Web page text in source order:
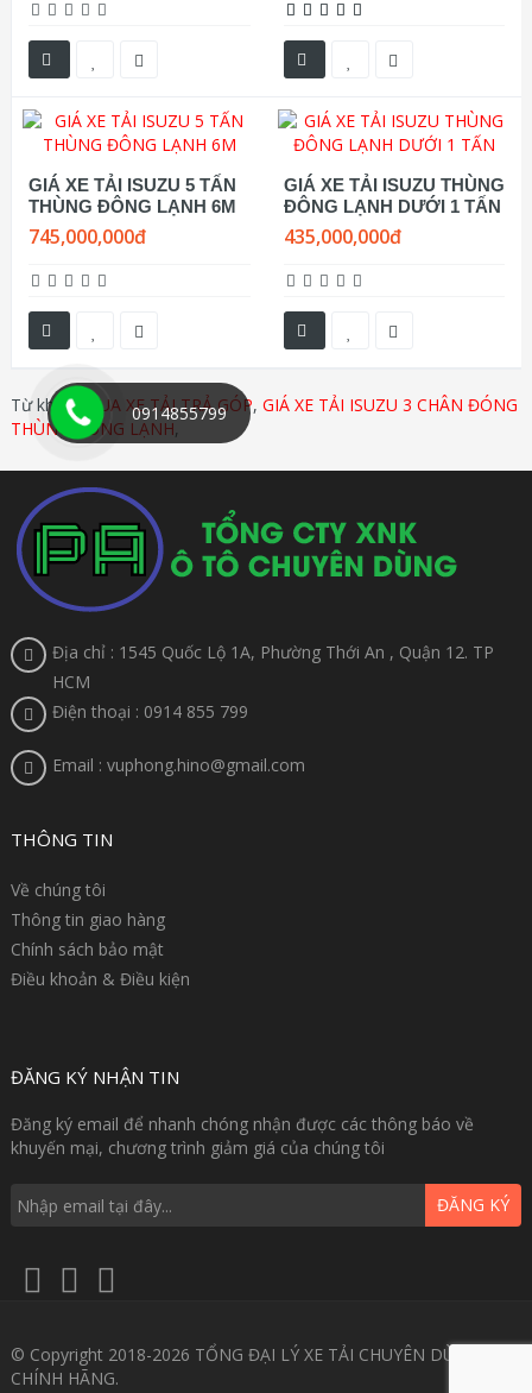
GIÁ XE TẢI ISUZU 5 TẤN
THÙNG ĐÔNG LẠNH 6M
745,000,000đ
GIÁ XE TẢI ISUZU THÙNG
ĐÔNG LẠNH DƯỚI 1 TẤN
435,000,000đ
Từ khóa: MUA XE TẢI TRẢ GÓP, GIÁ XE TẢI ISUZU 3 CHÂN ĐÓNG
THÙNG ĐÔNG LẠNH,
Địa chỉ : 1545 Quốc Lộ 1A, Phường Thới An , Quận 12. TP
HCM
Điện thoại : 0914 855 799
Email : vuphong.hino@gmail.com
THÔNG TIN
Về chúng tôi
Thông tin giao hàng
Chính sách bảo mật
Điều khoản & Điều kiện
ĐĂNG KÝ NHẬN TIN
Đăng ký email để nhanh chóng nhận được các thông báo về
khuyến mại, chương trình giảm giá của chúng tôi
ĐĂNG KÝ
© Copyright 2018-2026 TỔNG ĐẠI LÝ XE TẢI CHUYÊN DÙNG GIÁ
CHÍNH HÃNG.
0914855799